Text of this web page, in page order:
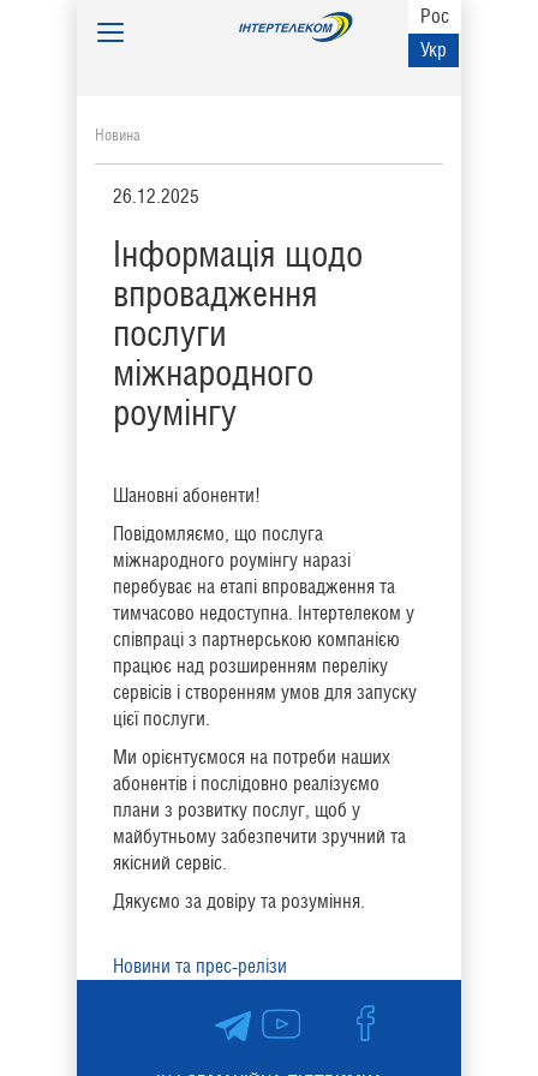
Рос
Укр
Toggle
Новина
26.12.2025
Інформація щодо
впровадження
послуги
міжнародного
роумінгу
Шановні абоненти!
Повідомляємо, що послуга
міжнародного роумінгу наразі
перебуває на етапі впровадження та
тимчасово недоступна. Інтертелеком у
співпраці з партнерською компанією
працює над розширенням переліку
сервісів і створенням умов для запуску
цієї послуги.
Ми орієнтуємося на потреби наших
абонентів і послідовно реалізуємо
плани з розвитку послуг, щоб у
майбутньому забезпечити зручний та
якісний сервіс.
Дякуємо за довіру та розуміння.
Новини та прес-релізи